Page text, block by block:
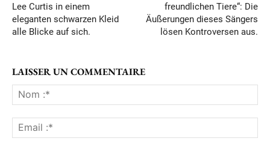
Lee Curtis in einem
eleganten schwarzen Kleid
alle Blicke auf sich.
freundlichen Tiere“: Die
Äußerungen dieses Sängers
lösen Kontroversen aus.
LAISSER UN COMMENTAIRE
:*
:*